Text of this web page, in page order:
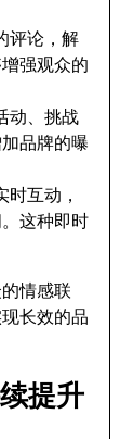
评论，解
强观众的
动、挑战
品牌的曝
时互动，
这种即时
情感联
长效的品
提升